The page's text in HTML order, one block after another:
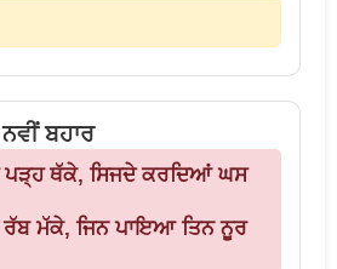
ਬਹਾਰ
ਪੜ੍ਹ ਥੱਕੇ, ਸਿਜਦੇ ਕਰਦਿਆਂ ਘਸ
ਰੱਬ ਮੱਕੇ, ਜਿਨ ਪਾਇਆ ਤਿਨ ਨੂਰ